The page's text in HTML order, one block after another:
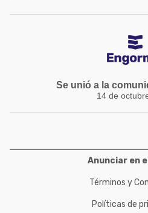
Se unió a la
14 de
Anunciar en
Términos y
Políticas de